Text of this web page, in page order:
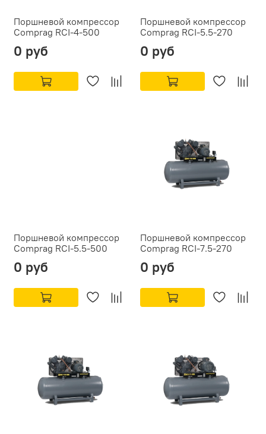
Поршневой компрессор
Comprag RCI-4-500
0 руб
Поршневой компрессор
Comprag RCI-5.5-270
0 руб
Поршневой компрессор
Comprag RCI-5.5-500
0 руб
Поршневой компрессор
Comprag RCI-7.5-270
0 руб